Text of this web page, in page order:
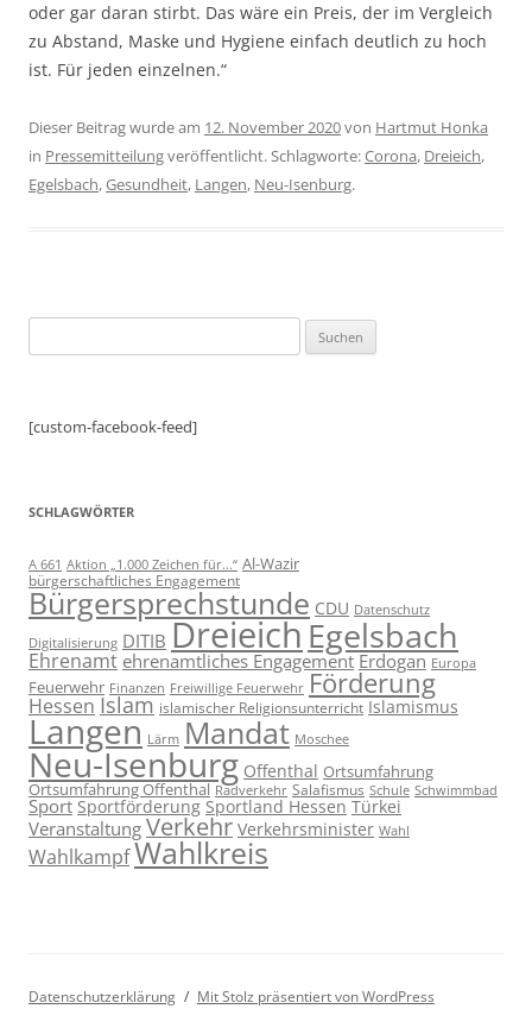
oder gar daran stirbt. Das wäre ein Preis, der im Vergleich
zu Abstand, Maske und Hygiene einfach deutlich zu hoch
ist. Für jeden einzelnen.“
Dieser Beitrag wurde am 12. November 2020von Hartmut Honka
in Pressemitteilungveröffentlicht. Schlagworte:Corona, Dreieich,
Egelsbach,Gesundheit, Langen, Neu-Isenburg.
nach:
[custom-facebook-feed]
SCHLAGWÖRTER
A 661 Aktion „1.000 Zeichen für...“ Al-Wazir
bürgerschaftliches Engagement
Bürgersprechstunde CDU Datenschutz
Digitalisierung DITIB DreieichEgelsbach
Ehrenamt ehrenamtliches Engagement Erdogan Europa
Feuerwehr Finanzen Freiwillige Feuerwehr Förderung
Hessen Islam islamischer Religionsunterricht Islamismus
Langen Lärm Mandat Moschee
Neu-Isenburg Offenthal Ortsumfahrung
Ortsumfahrung Offenthal Radverkehr Salafismus Schule Schwimmbad
Sport Sportförderung Sportland Hessen Türkei
Veranstaltung Verkehr Verkehrsminister Wahl
WahlkampfWahlkreis
Datenschutzerklärung Mit Stolz präsentiert von WordPress